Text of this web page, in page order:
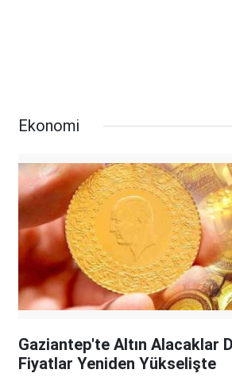
Ekonomi
Gaziantep'te Altın Alacaklar
Fiyatlar Yeniden Yükselişte